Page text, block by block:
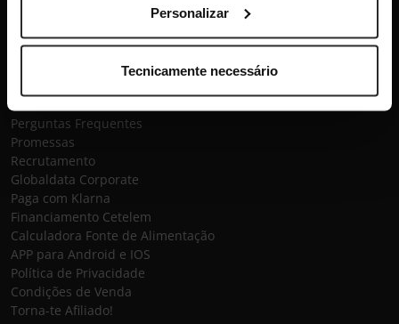
Personalizar
Tecnicamente necessário
Perguntas Frequentes
Promessas
Recrutamento
Globaldata Corporate
Paga com Klarna
Financiamento Cetelem
Calculadora Fonte de Alimentação
APP para Android e IOS
Política de Privacidade
Condições de Venda
Torna-te Afiliado!